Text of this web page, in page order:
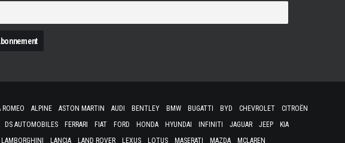
ROMEO ALPINE ASTON MARTIN AUDI BENTLEY BMW BUGATTI BYD CHEVROLET
CITROËN
DS AUTOMOBILES FERRARI FIAT FORD HONDA HYUNDAI INFINITI JAGUAR JEEP
KIA
LAMBORGHINI LANCIA LAND ROVER LEXUS LOTUS MASERATI MAZDA
MCLAREN